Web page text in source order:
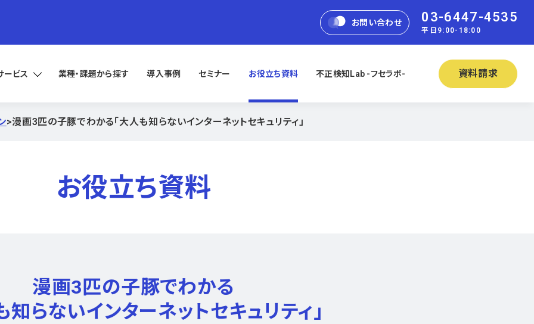
お問い合わせ 03-6447-4535
平日9:00-18:00
ービス 業種・課題から探す 導入事例 セミナー お役立ち資料 不正検知Lab -フセラボ- 資料請求
>漫画3匹の子豚でわかる「大人も知らないインターネットセキュリティ」
お役立ち資料
漫画3匹の子豚でわかる
知らないインターネットセキュリティ」